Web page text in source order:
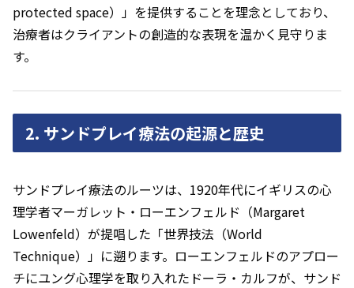
protected space）」を提供することを理念としており、
治療者はクライアントの創造的な表現を温かく見守りま
す。
2. サンドプレイ療法の起源と歴史
サンドプレイ療法のルーツは、1920年代にイギリスの心
理学者マーガレット・ローエンフェルド（Margaret
Lowenfeld）が提唱した「世界技法（World
Technique）」に遡ります。ローエンフェルドのアプロー
チにユング心理学を取り入れたドーラ・カルフが、サンド